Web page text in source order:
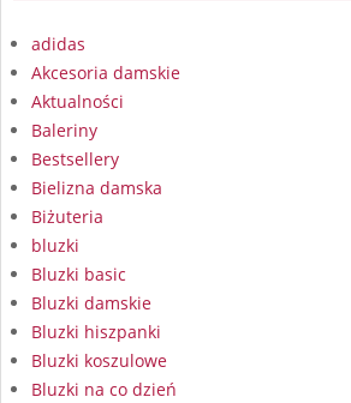
adidas
Akcesoria damskie
Aktualności
Baleriny
Bestsellery
Bielizna damska
Biżuteria
bluzki
Bluzki basic
Bluzki damskie
Bluzki hiszpanki
Bluzki koszulowe
Bluzki na co dzień